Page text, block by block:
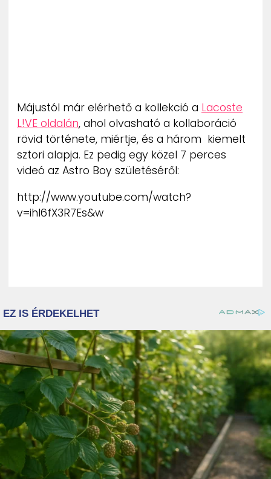
Májustól már elérhető a kollekció a Lacoste
L!VE oldalán, ahol olvasható a kollaboráció
rövid története, miértje, és a három kiemelt
sztori alapja. Ez pedig egy közel 7 perces
videó az Astro Boy születéséről:
http://www.youtube.com/watch?
v=ihI6fX3R7Es&w